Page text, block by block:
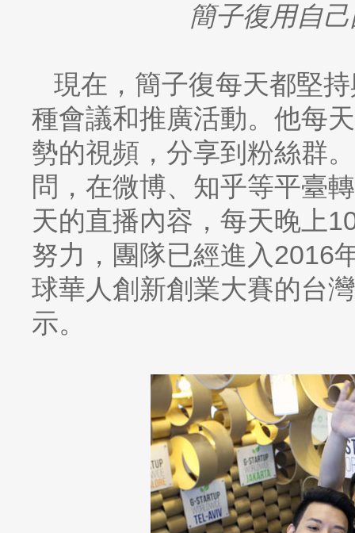
簡子復用自
現在，簡子復每天都堅
種會議和推廣活動。他每
勢的視頻，分享到粉絲群
問，在微博、知乎等平臺
天的直播內容，每天晚上
努力，團隊已經進入2016
球華人創新創業大賽的台
示。